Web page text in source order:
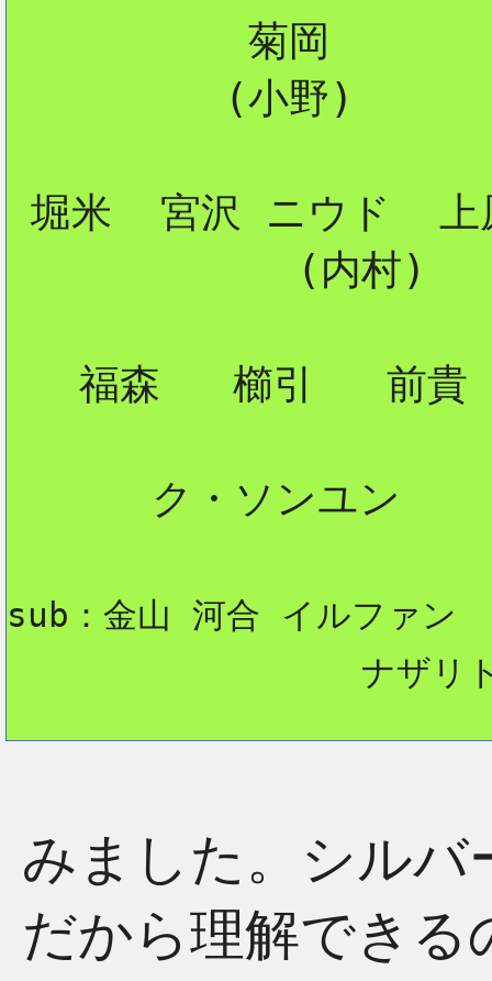
          菊岡
         (小野)
堀米  宮沢 ニウド  上
            (内村)
   福森   櫛引   前貴
      ク・ソンユン
sub：金山 河合 イルファン
ナザリ
みました。シルバ
だから理解でき